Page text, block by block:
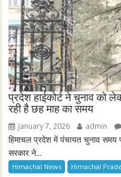
प्रदेश हाईकोर्ट ने चुनाव को
रही है छह माह का समय
January 7, 2026 admin
हिमाचल प्रदेश में पंचायत चुनाव समय
सरकार ने...
Himachal News Himachal